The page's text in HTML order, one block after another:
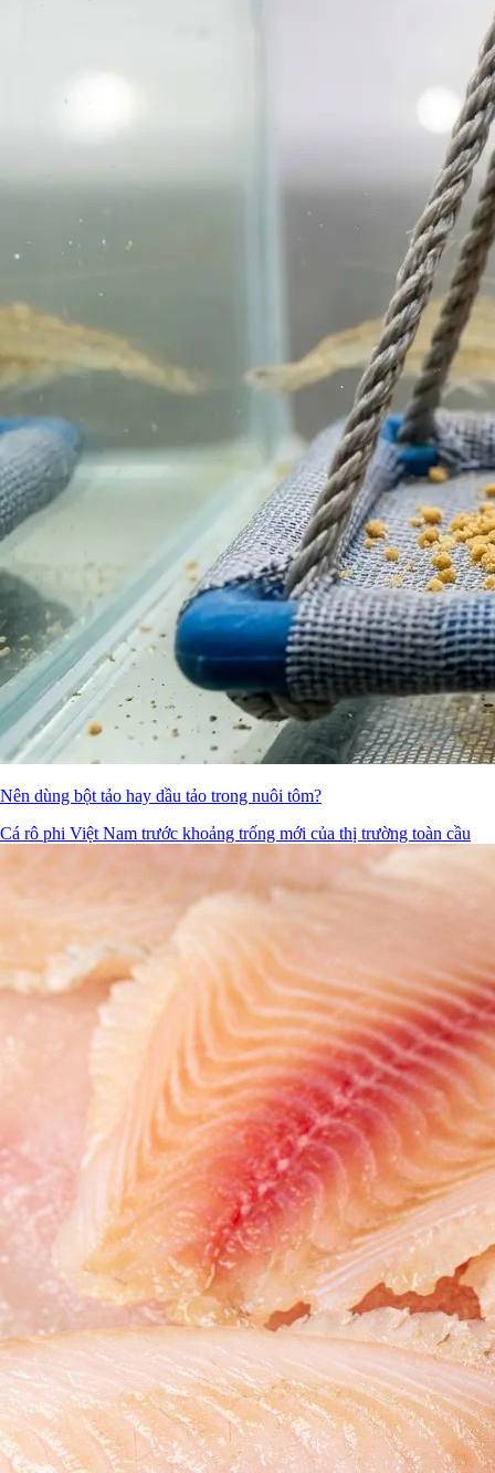
Nên dùng bột tảo hay dầu tảo trong nuôi tôm?
Cá rô phi Việt Nam trước khoảng trống mới của thị trường toàn cầu